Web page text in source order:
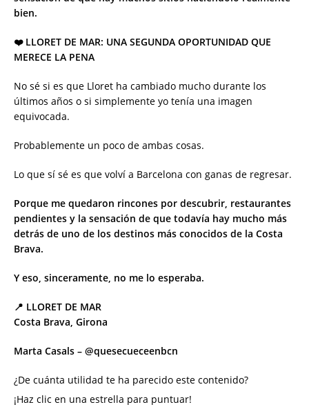
bien.
❤️ LLORET DE MAR: UNA SEGUNDA OPORTUNIDAD QUE
MERECE LA PENA
No sé si es que Lloret ha cambiado mucho durante los
últimos años o si simplemente yo tenía una imagen
equivocada.
Probablemente un poco de ambas cosas.
Lo que sí sé es que volví a Barcelona con ganas de regresar.
Porque me quedaron rincones por descubrir, restaurantes
pendientes y la sensación de que todavía hay mucho más
detrás de uno de los destinos más conocidos de la Costa
Brava.
Y eso, sinceramente, no me lo esperaba.
📍 LLORET DE MAR
Costa Brava, Girona
Marta Casals – @quesecueceenbcn
¿De cuánta utilidad te ha parecido este contenido?
¡Haz clic en una estrella para puntuar!